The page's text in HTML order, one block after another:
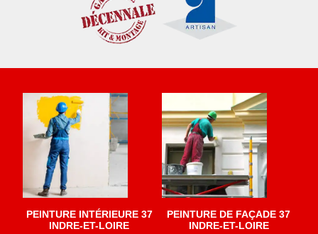
PEINTURE INTÉRIEURE 37
INDRE-ET-LOIRE
PEINTURE DE FAÇADE 37
INDRE-ET-LOIRE